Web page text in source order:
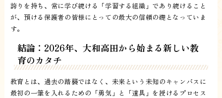
誇りを持ち、常に学び続ける「学習する組織」であり続けること
が、預ける保護者の皆様にとっての最大の信頼の礎となっていま
す。
結論：2026年、大和高田から始まる新しい教
育のカタチ
教育とは、過去の踏襲ではなく、未来という未知のキャンバスに
最初の一筆を入れるための「勇気」と「道具」を授けるプロセス